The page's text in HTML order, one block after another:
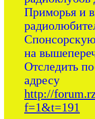
Приморья и
на
Отследить
адресу
http://
f=1&t=191